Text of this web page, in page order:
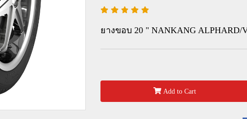
ยางขอบ 20 " NANKANG ALPHARD/
Add to Cart